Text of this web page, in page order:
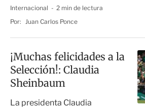
Internacional
2 min de lectura
Por: Juan Carlos Ponce
¡Muchas felicidades a la
Selección!: Claudia
Sheinbaum
La presidenta Claudia